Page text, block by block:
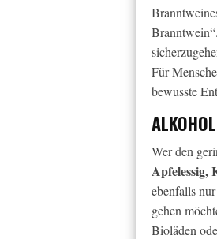
Für
bewusste
Wer den
Apfelessig,
ebenfalls
gehen
Bioläden